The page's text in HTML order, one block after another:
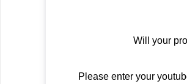
Will your
Please enter your